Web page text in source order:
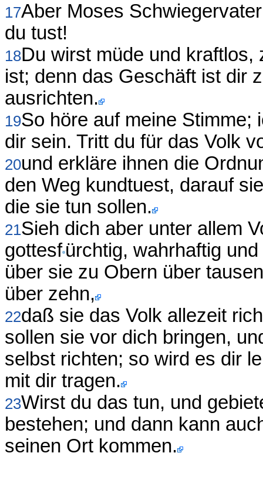
17Aber Moses
du tust!
18Du wirst müde und kraftlos,
ist; denn das Geschäft ist dir
ausrichten.
19So höre auf meine Stimme;
dir sein. Tritt du für das Volk
20und erkläre ihnen die
den Weg kundtuest, darauf
die sie tun sollen.
21Sieh dich aber unter allem
gottesfürchtig, wahrhaftig
über sie zu Obern über
über zehn,
22daß sie das Volk allezeit
sollen sie vor dich bringen,
selbst richten; so wird es dir
mit dir tragen.
23Wirst du das tun, und
bestehen; und dann kann
seinen Ort kommen.